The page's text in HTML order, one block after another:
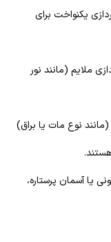
یکنواخت برای
ملایم (مانند نور
(مانند نوع مات یا براق)
یا آسمان پرستاره،